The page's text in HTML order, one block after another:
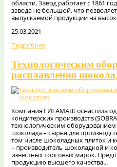
области. Завод работает с 1861
завода не большой, что
выпускаемой продукции на
25.03.2021
Подробнее
Технологическим
расплавления
Компания ГИГАМАШ оснастила
кондитерских производств
технологическим оборудованием
шоколада – сырья для
том числе шоколадных плиток и
– производитель шоколадной и
известных торговых марок.
продукцию высшего качества...